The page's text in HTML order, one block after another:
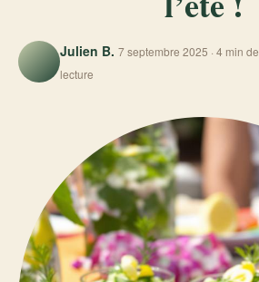
Julien B. 7 septembre 2025 · 4 min de
lecture